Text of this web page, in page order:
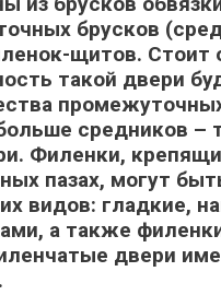
брусков
щитов. Стоит
такой двери
средников –
Филенки,
пазах, могут
видов: гладкие,
а также
двери